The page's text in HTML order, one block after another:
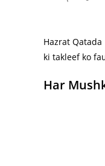
Hazrat
ki takleef ko
Har